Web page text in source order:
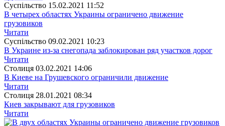
Суспiльство 15.02.2021 11:52
В четырех областях Украины ограничено движение
грузовиков
Читати
Суспiльство 09.02.2021 10:23
В Украине из-за снегопада заблокирован ряд участков дорог
Читати
Столиця 03.02.2021 14:06
В Киеве на Грушевского ограничили движение
Читати
Столиця 28.01.2021 08:34
Киев закрывают для грузовиков
Читати